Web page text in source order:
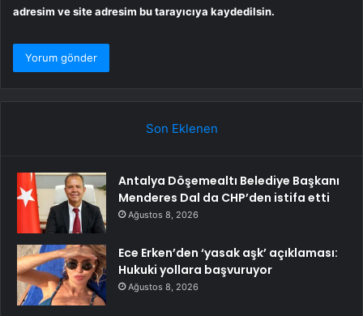
adresim ve site adresim bu tarayıcıya kaydedilsin.
Son Eklenen
Antalya Döşemealtı Belediye Başkanı
Menderes Dal da CHP’den istifa etti
Ağustos 8, 2026
Ece Erken’den ‘yasak aşk’ açıklaması:
Hukuki yollara başvuruyor
Ağustos 8, 2026